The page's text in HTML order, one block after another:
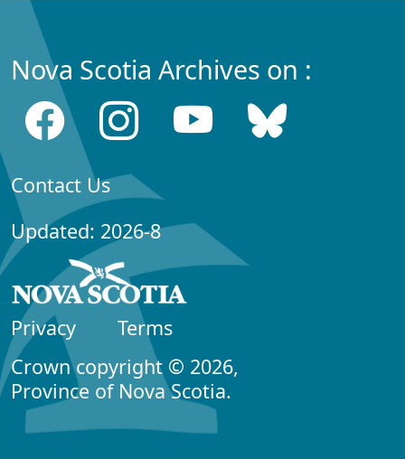
Nova Scotia Archives on :
Contact Us
Updated: 2026-8
Privacy
Terms
Crown copyright © 2026,
Province of Nova Scotia.